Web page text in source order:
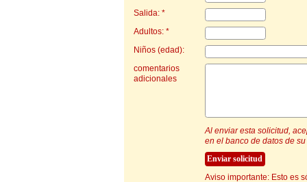
Salida: *
Adultos: *
Niños (edad):
comentarios
adicionales
Al enviar esta solicitud,
en el banco de datos de
Aviso importante: Esto es